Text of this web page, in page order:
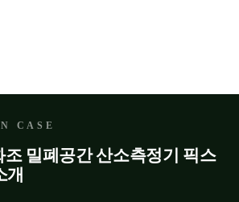
CASE
밀폐공간 산소측정기 픽스
개